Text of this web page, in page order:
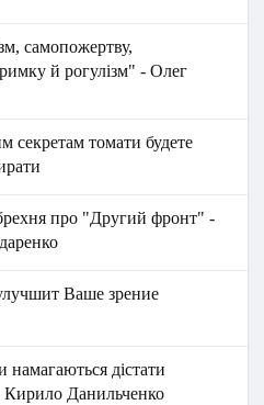
самопожертву,
й рогулізм" - Олег
секретам томати будете
про "Другий фронт" -
Ваше зрение
дістати
Данильченко